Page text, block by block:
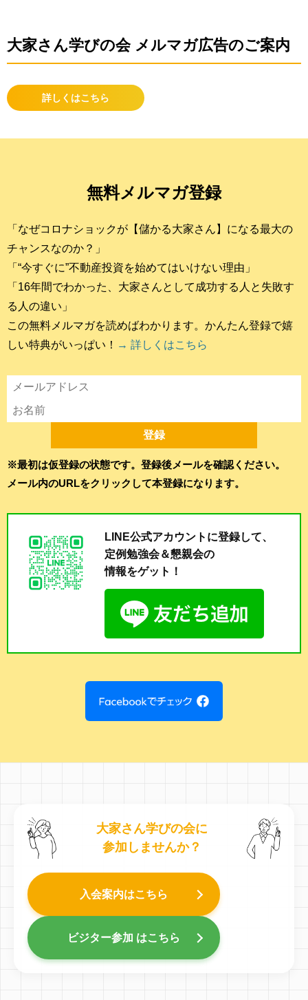
大家さん学びの会 メルマガ広告のご案内
詳しくはこちら
無料メルマガ登録
「なぜコロナショックが【儲かる大家さん】になる最大の
チャンスなのか？」
「“今すぐに”不動産投資を始めてはいけない理由」
「16年間でわかった、大家さんとして成功する人と失敗す
る人の違い」
この無料メルマガを読めばわかります。かんたん登録で嬉
しい特典がいっぱい！ → 詳しくはこちら
※最初は仮登録の状態です。登録後メールを確認ください。
メール内のURLをクリックして本登録になります。
LINE公式アカウントに登録して、
定例勉強会＆懇親会の
情報をゲット！
大家さん学びの会に
参加しませんか？
入会案内はこちら
ビジター参加 はこちら